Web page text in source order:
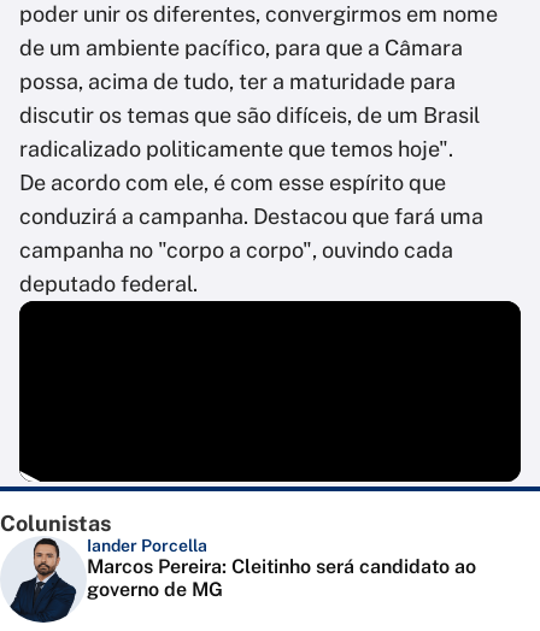
poder unir os diferentes, convergirmos em nome
de um ambiente pacífico, para que a Câmara
possa, acima de tudo, ter a maturidade para
discutir os temas que são difíceis, de um Brasil
radicalizado politicamente que temos hoje".
De acordo com ele, é com esse espírito que
conduzirá a campanha. Destacou que fará uma
campanha no "corpo a corpo", ouvindo cada
deputado federal.
Colunistas
Iander Porcella
Marcos Pereira: Cleitinho será candidato ao
governo de MG